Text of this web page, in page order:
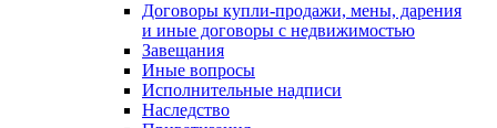
Договоры купли-продажи, мены, дарения
и иные договоры с недвижимостью
Завещания
Иные вопросы
Исполнительные надписи
Наследство